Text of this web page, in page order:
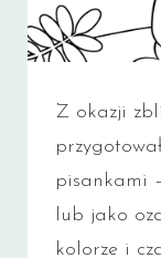
Z okazji
pisankami
lub jako
kolorze i